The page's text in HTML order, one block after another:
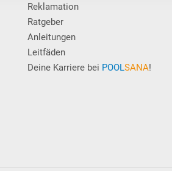
Reklamation
Ratgeber
Anleitungen
Leitfäden
Deine Karriere bei POOLSANA!